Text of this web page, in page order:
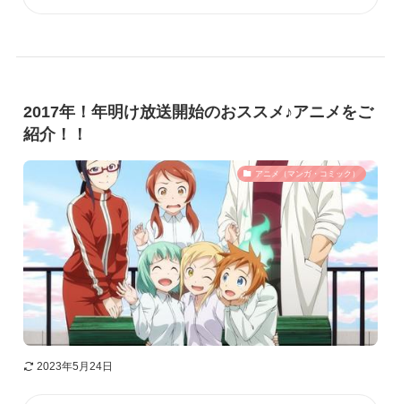
2017年！年明け放送開始のおススメ♪アニメをご
紹介！！
アニメ（マンガ・コミック）
2023年5月24日